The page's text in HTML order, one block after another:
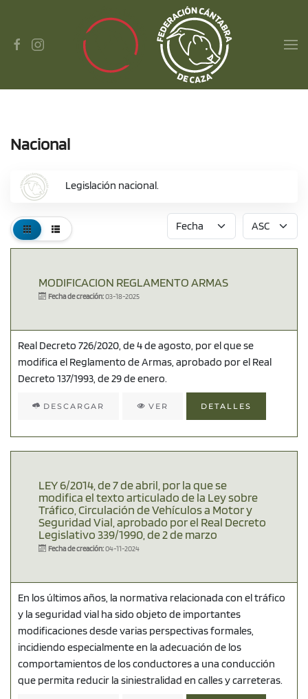
Skip to main content
Nacional
Legislación nacional.
MODIFICACION REGLAMENTO ARMAS
Fecha de creación:03-18-2025
Real Decreto 726/2020, de 4 de agosto, por el que se
modifica el Reglamento de Armas, aprobado por el Real
Decreto 137/1993, de 29 de enero.
DESCARGAR VER DETALLES
LEY 6/2014, de 7 de abril, por la que se
modifica el texto articulado de la Ley sobre
Tráfico, Circulación de Vehículos a Motor y
Seguridad Vial, aprobado por el Real Decreto
Legislativo 339/1990, de 2 de marzo
Fecha de creación:04-11-2024
En los últimos años, la normativa relacionada con el tráfico
y la seguridad vial ha sido objeto de importantes
modificaciones desde varias perspectivas formales,
incidiendo especialmente en la adecuación de los
comportamientos de los conductores a una conducción
que permita reducir la siniestralidad en calles y carreteras.